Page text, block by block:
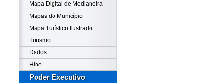
Mapa Digital de Medianeira
Mapas do Município
Mapa Turístico Ilustrado
Turismo
Dados
Hino
Poder Executivo